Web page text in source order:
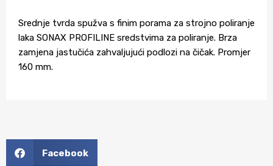
Srednje tvrda spužva s finim porama za strojno poliranje
laka SONAX PROFILINE sredstvima za poliranje. Brza
zamjena jastučića zahvaljujući podlozi na čičak. Promjer
160 mm.
Facebook